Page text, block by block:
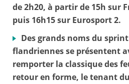
de 2h20, à partir de 15h sur
puis 16h15 sur Eurosport 2.
Des grands noms du
flandriennes se présentent
remporter la classique des
retour en forme, le tenant